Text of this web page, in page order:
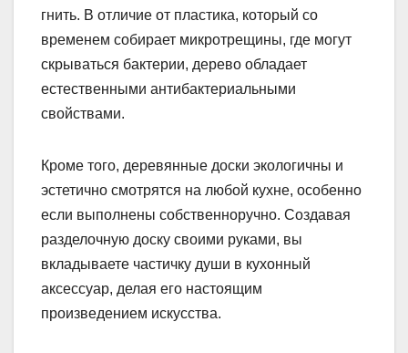
гнить. В отличие от пластика, который со
временем собирает микротрещины, где могут
скрываться бактерии, дерево обладает
естественными антибактериальными
свойствами.
Кроме того, деревянные доски экологичны и
эстетично смотрятся на любой кухне, особенно
если выполнены собственноручно. Создавая
разделочную доску своими руками, вы
вкладываете частичку души в кухонный
аксессуар, делая его настоящим
произведением искусства.